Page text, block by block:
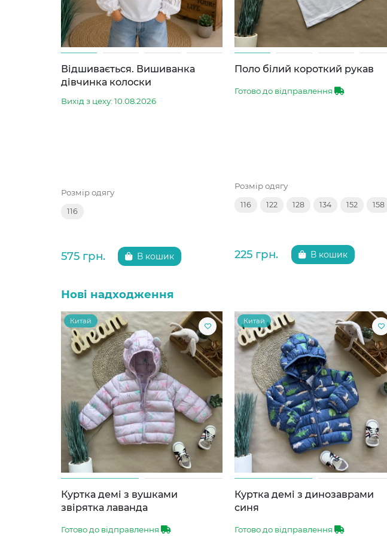
Відшивається. Вишиванка
дівчинка колоски
Вихід з цеху: 10.08.2026
Розмір одягу
116
575 грн. В кошик
Поло білий короткий рукав
Готово до відправлення
Розмір одягу
116 122 128 134 152 158
225 грн. В кошик
Нові надходження
Китай
Куртка демі з вушками
звірятка лаванда
Готово до відправлення
Китай
Куртка демі з динозаврами
синя
Готово до відправлення